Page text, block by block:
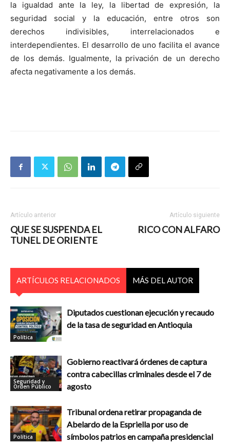
la igualdad ante la ley, la libertad de expresión, la
seguridad social y la educación, entre otros son
derechos indivisibles, interrelacionados e
interdependientes. El desarrollo de uno facilita el avance
de los demás. Igualmente, la privación de un derecho
afecta negativamente a los demás.
Artículo anterior
QUE SE SUSPENDA EL
TUNEL DE ORIENTE
Artículo siguiente
RICO CON ALFARO
ARTÍCULOS RELACIONADOS MÁS DEL AUTOR
Política
Diputados cuestionan ejecución y recaudo
de la tasa de seguridad en Antioquia
Seguridad y
Orden Público
Gobierno reactivará órdenes de captura
contra cabecillas criminales desde el 7 de
agosto
Política
Tribunal ordena retirar propaganda de
Abelardo de la Espriella por uso de
símbolos patrios en campaña presidencial